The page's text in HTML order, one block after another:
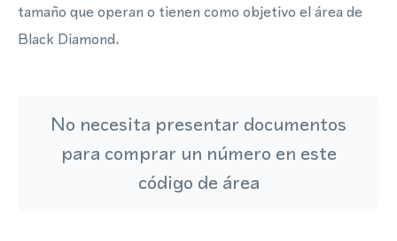
tamaño que operan o tienen como objetivo el área de
Black Diamond.
No necesita presentar documentos
para comprar un número en este
código de área